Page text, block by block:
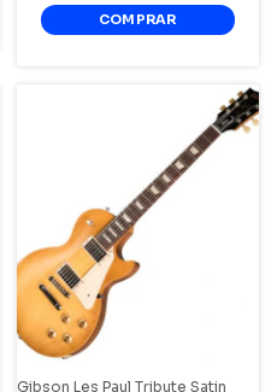
Gibson Les Paul Tribute Satin